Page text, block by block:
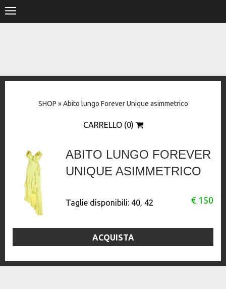
STORE
DESIGNERS
CONTACT
SHOP » Abito lungo Forever Unique asimmetrico
CARRELLO (0)
ABITO LUNGO FOREVER
UNIQUE ASIMMETRICO
€ 150
Taglie disponibili:40, 42
ACQUISTA